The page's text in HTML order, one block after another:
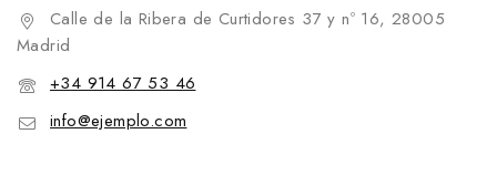
Oliva
Palillos
Sprenger
Ganchos Alacrán
Calle de la Ribera de Curtidores 37 y nº 16, 28005
Madrid
+34 914 67 53 46
info@ejemplo.com